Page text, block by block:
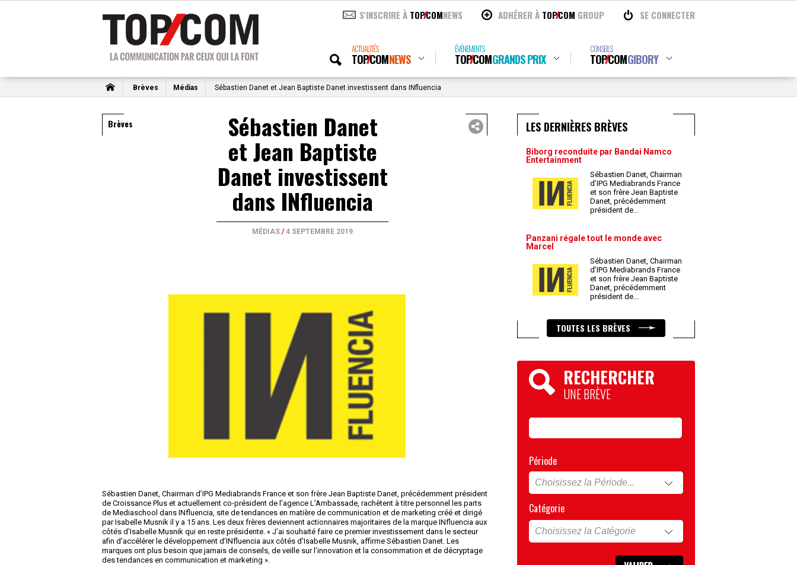
S'INSCRIRE À TOPCOMNEWS ADHÉRER À TOPCOM GROUP SE CONNECTER
ACTUALITÉS
TOPCOMNEWS
ÉVÉNEMENTS
TOPCOMGRANDS PRIX
CONSEILS
TOPCOMGIBORY
Brèves Médias Sébastien Danet et Jean Baptiste Danet investissent dans INfluencia
Brèves Sébastien Danet
et Jean Baptiste
Danet investissent
dans INfluencia
MÉDIAS /4 SEPTEMBRE 2019
Sébastien Danet, Chairman d’IPG Mediabrands France et son frère Jean Baptiste Danet, précédemment président
de Croissance Plus et actuellement co-président de l’agence L’Ambassade, rachètent à titre personnel les parts
de Mediaschool dans INfluencia, site de tendances en matière de communication et de marketing créé et dirigé
par Isabelle Musnik il y a 15 ans. Les deux frères deviennent actionnaires majoritaires de la marque INfluencia aux
côtés d’Isabelle Musnik qui en reste présidente. « J’ai souhaité faire ce premier investissement dans le secteur
afin d’accélérer le développement d’INfluencia aux côtés d’Isabelle Musnik, affirme Sébastien Danet. Les
marques ont plus besoin que jamais de conseils, de veille sur l’innovation et la consommation et de décryptage
des tendances en communication et marketing ».
LES DERNIÈRES BRÈVES
Biborg reconduite par Bandai Namco
Entertainment
Sébastien Danet, Chairman
d’IPG Mediabrands France
et son frère Jean Baptiste
Danet, précédemment
président de...
Panzani régale tout le monde avec
Marcel
Sébastien Danet, Chairman
d’IPG Mediabrands France
et son frère Jean Baptiste
Danet, précédemment
président de...
TOUTES LES BRÈVES
RECHERCHER
UNE BRÈVE
Période
Catégorie